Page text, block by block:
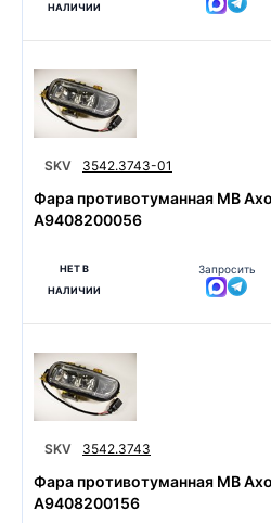
НАЛИЧИИ
SKV 3542.3743-01
Фара противотуманная MB
А9408200056
НЕТ В
НАЛИЧИИ
Запросить
SKV 3542.3743
Фара противотуманная MB
А9408200156